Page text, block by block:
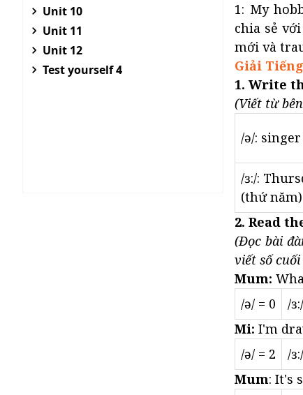
Unit 10
Unit 11
Unit 12
Test yourself 4
1: My
chia sẻ
mới và
Giải
1. Write
(Viết từ
/ə/: singer
/ɜ:/:
(thứ năm)
2. Read
(Đọc bài
viết số
Mum:
/ə/ = 0
/
Mi: I'm
/ə/ = 2
/
Mum: It's